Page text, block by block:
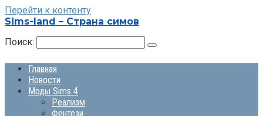
Перейти к контенту
Sims-land – Страна симов
Поиск:
Главная
Новости
Моды Sims 4
Реализм
Фентези